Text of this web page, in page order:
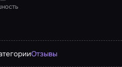
Отзывы